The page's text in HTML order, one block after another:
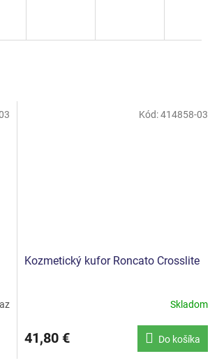
Kozmetický kufor Roncato Crosslite
Skladom
41,80 € Do košíka
Kód:414858-03